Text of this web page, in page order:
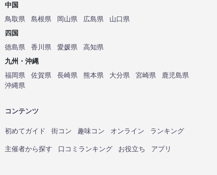
中国
鳥取県
島根県 岡山県 広島県
山口県
四国
徳島県
香川県 愛媛県
高知県
九州・沖縄
福岡県
佐賀県 長崎県 熊本県 大分県 宮崎県
鹿児島県
沖縄県
コンテンツ
初めてガイド 街コン 趣味コン オンライン ランキング
主催者から探す 口コミランキング お役立ち アプリ